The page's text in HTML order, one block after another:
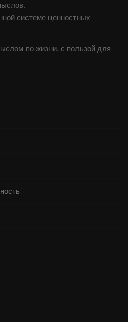
системе ценностных
по жизни, с пользой для